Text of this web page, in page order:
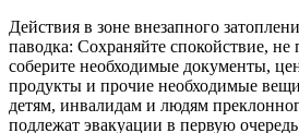
Действия в зоне внезапного
паводка: Сохраняйте спокойствие,
соберите необходимые документы,
продукты и прочие необходимые
детям, инвалидам и людям
подлежат эвакуации в первую